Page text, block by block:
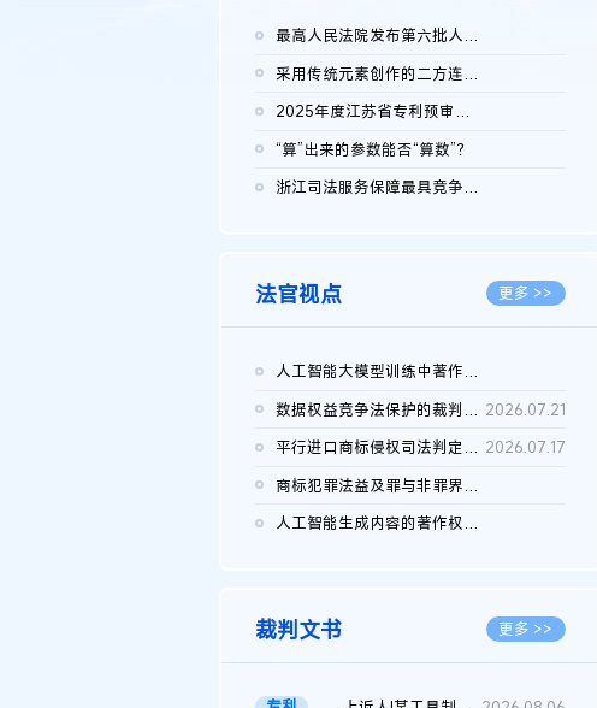
最高人民法院发布第六批人民法院种业知识产权司法保护典型案例 含...
采用传统元素创作的二方连续装饰图案作品的独创性及侵权对比认定
2025年度江苏省专利预审典型案例
“算”出来的参数能否“算数”？
浙江司法服务保障最具竞争力营商环境建设典型案例（第二批）含侵...
法官视点 更多 >>
人工智能大模型训练中著作权的合理使用
2026.07.28
数据权益竞争法保护的裁判路径构建 2026.07.21
平行进口商标侵权司法判定规则的困境与纾解 2026.07.17
商标犯罪法益及罪与非罪界限研究
人工智能生成内容的著作权司法认定：演进逻辑、现实困境与规则建...
裁判文书 更多 >>